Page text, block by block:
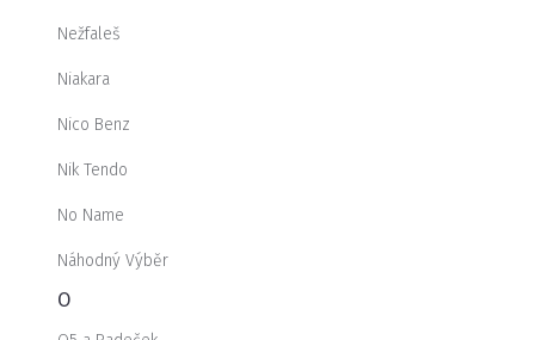
Nežfaleš
Niakara
Nico Benz
Nik Tendo
No Name
Náhodný Výběr
O